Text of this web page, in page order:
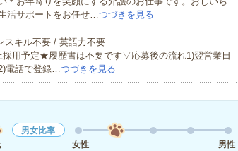
活サポートをお任せ…つづきを見る
スキル不要 / 英語力不要
用予定★履歴書は不要です▽応募後の流れ1)翌営業日
電話で登録…つづきを見る
男女比率
女性
男性